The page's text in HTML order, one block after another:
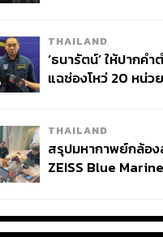
THAILAND
‘ธนารัตน์’ ให้ปากคำ
แฉช่องโหว่ 20 หน่ว
THAILAND
สรุปมหากาพย์กล้อง
ZEISS Blue
จ่ายหนี้-แอบระบุแบ